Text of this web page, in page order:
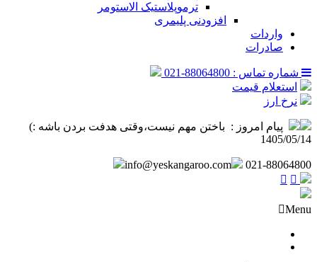
ترموپلاستیک الاستومر
افزودنی پلیمری
واردات
صادرات
شماره تماس : 88064800-021
استعلام قیمت
نرخ ارز
پیام امروز : ‌ باختن مهم نیست،وقتی هدفت بردن باشه :) ️
1405/05/14
info@yeskangaroo.com 021-88064800
Menu